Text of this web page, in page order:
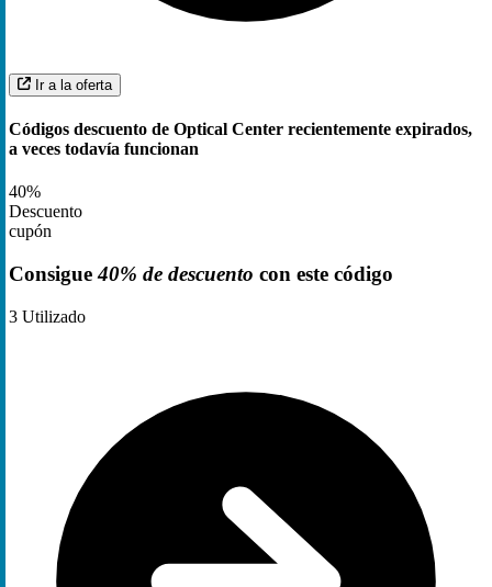
Ir a la oferta
Códigos descuento de Optical Center recientemente expirados,
a veces todavía funcionan
40%
Descuento
cupón
Consigue40% de descuento con este código
3 Utilizado